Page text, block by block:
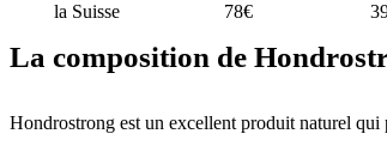
la Suisse
78€
La composition de
Hondrostrong est un excellent produit naturel qui